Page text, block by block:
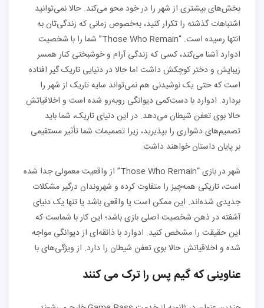
بخش‌های بیشتری از شهر را در خود محو می‌کند. حالا نمی‌توانید
اشتباهات گذشته را تکرار کنید، به‌خصوص زمانی که زندگی‌تان به
انتها رسیده است. “Those Who Remain” شما را با شخصیت
ادوارد آشنا می‌کند، کسی که زندگی آرام و خوشبختی کنار همسر
زیبایش و دختر کوچکش داشت اما حالا در دنیایی تاریک گیر افتاده
است که حتی یک نوشیدنی هم نمی‌تواند سایه تاریک از شهر را
بردارد. ادوارد با دست‌کمی دیوانگی روبه‌رو شده است و اخلاقیاتش
حالا بوی تعفن شیطان می‌دهد. در این دنیای تاریک، شما باید
تصمیم‌های دشواری را بپذیرید، زیرا تصمیمات شما تأثیر مستقیمی
بر پایان داستان خواهند داشت.
شهر در بازی “Those Who Remain” از واقعیت معمولی جدا شده
است، تاریکی همه‌چیز را متفاوت کرده و شهروندان درگیر مشکلات
جدیدی شده‌اند. این ممکن است یا واقعی باشد یا تنها یک دنیای
آشفته در ذهن شخصیت اصلی بازی باشد؛ این کار با شماست که
این حقیقت را مشخص کنید. ادوارد با ذائقه‌ای از دیوانگی مواجه
شده و اخلاقیاتش حالا بوی تعفن شیطان را دارد. از ویژگی‌های با
عناوینی که گیم پس را ترک می کنند